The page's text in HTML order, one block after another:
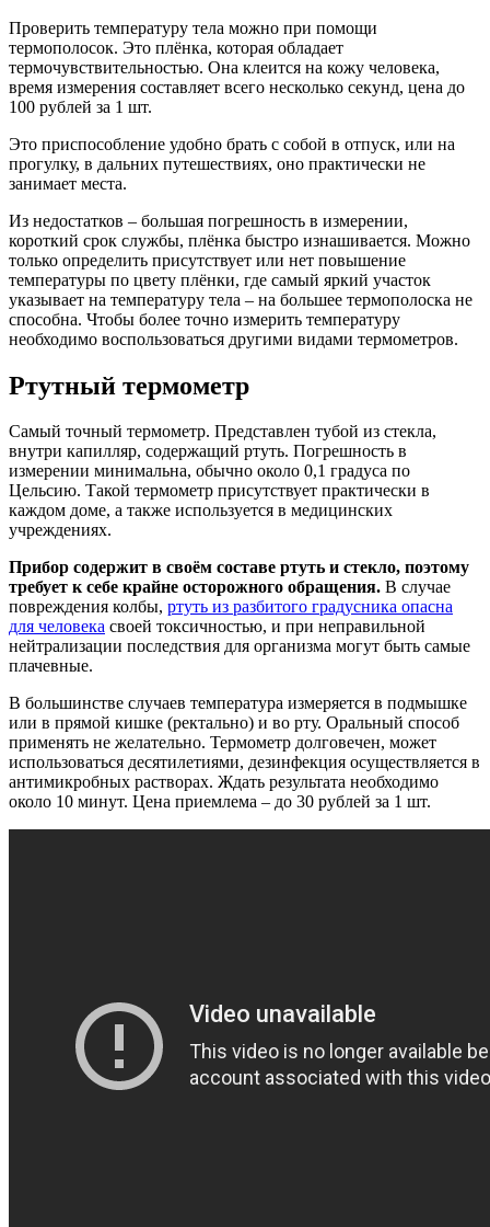
Проверить температуру тела можно при помощи
термополосок. Это плёнка, которая обладает
термочувствительностью. Она клеится на кожу человека,
время измерения составляет всего несколько секунд, цена до
100 рублей за 1 шт.
Это приспособление удобно брать с собой в отпуск, или на
прогулку, в дальних путешествиях, оно практически не
занимает места.
Из недостатков – большая погрешность в измерении,
короткий срок службы, плёнка быстро изнашивается. Можно
только определить присутствует или нет повышение
температуры по цвету плёнки, где самый яркий участок
указывает на температуру тела – на большее термополоска не
способна. Чтобы более точно измерить температуру
необходимо воспользоваться другими видами термометров.
Ртутный термометр
Самый точный термометр. Представлен тубой из стекла,
внутри капилляр, содержащий ртуть. Погрешность в
измерении минимальна, обычно около 0,1 градуса по
Цельсию. Такой термометр присутствует практически в
каждом доме, а также используется в медицинских
учреждениях.
Прибор содержит в своём составе ртуть и стекло, поэтому
требует к себе крайне осторожного обращения. В случае
повреждения колбы, ртуть из разбитого градусника опасна
для человека своей токсичностью, и при неправильной
нейтрализации последствия для организма могут быть самые
плачевные.
В большинстве случаев температура измеряется в подмышке
или в прямой кишке (ректально) и во рту. Оральный способ
применять не желательно. Термометр долговечен, может
использоваться десятилетиями, дезинфекция осуществляется в
антимикробных растворах. Ждать результата необходимо
около 10 минут. Цена приемлема – до 30 рублей за 1 шт.